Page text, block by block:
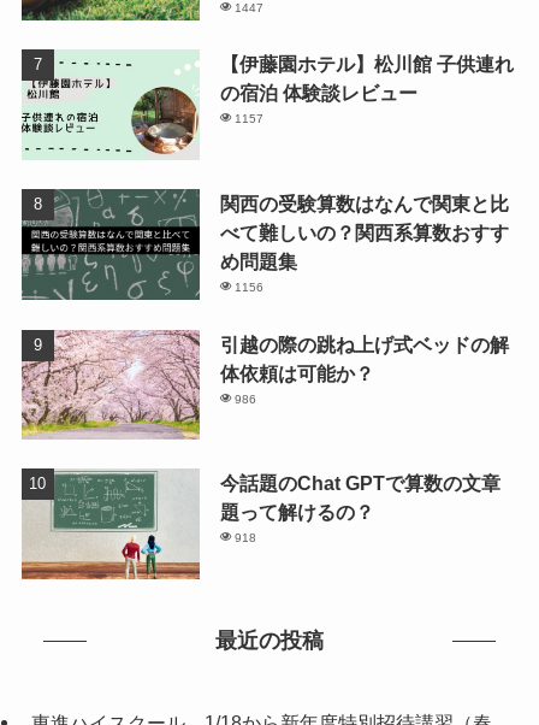
1447
【伊藤園ホテル】松川館 子供連れ
の宿泊 体験談レビュー
1157
関西の受験算数はなんで関東と比
べて難しいの？関西系算数おすす
め問題集
1156
引越の際の跳ね上げ式ベッドの解
体依頼は可能か？
986
今話題のChat GPTで算数の文章
題って解けるの？
918
最近の投稿